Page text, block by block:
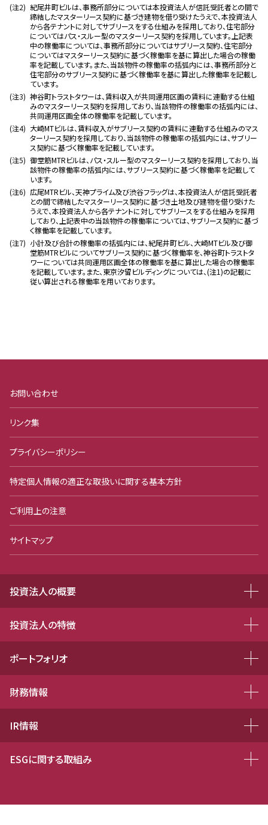
(注2) 紀尾井町ビルは、事務所部分については本投資法人が信託受託者との間で
締結したマスターリース契約に基づき建物を借り受けたうえで、本投資法人
から各テナントに対してサブリースをする仕組みを採用しており、住宅部分
についてはパス・スルー型のマスターリース契約を採用しています。上記表
中の稼働率については、事務所部分についてはサブリース契約、住宅部分
についてはマスターリース契約に基づく稼働率を基に算出した場合の稼働
率を記載しています。また、当該物件の稼働率の括弧内には、事務所部分と
住宅部分のサブリース契約に基づく稼働率を基に算出した稼働率を記載し
ています。
(注3) 神谷町トラストタワーは、賃料収入が共同運用区画の賃料に連動する仕組
みのマスターリース契約を採用しており、当該物件の稼働率の括弧内には、
共同運用区画全体の稼働率を記載しています。
(注4) 大崎MTビルは、賃料収入がサブリース契約の賃料に連動する仕組みのマス
ターリース契約を採用しており、当該物件の稼働率の括弧内には、サブリー
ス契約に基づく稼働率を記載しています。
(注5) 御堂筋MTRビルは、パス・スルー型のマスターリース契約を採用しており、当
該物件の稼働率の括弧内には、サブリース契約に基づく稼働率を記載して
います。
(注6) 広尾MTRビル、天神プライム及び渋谷フラッグは、本投資法人が信託受託者
との間で締結したマスターリース契約に基づき土地及び建物を借り受けた
うえで、本投資法人から各テナントに対してサブリースをする仕組みを採用
しており、上記表中の当該物件の稼働率については、サブリース契約に基づ
く稼働率を記載しています。
(注7) 小計及び合計の稼働率の括弧内には、紀尾井町ビル、大崎MTビル及び御
堂筋MTRビルについてサブリース契約に基づく稼働率を、神谷町トラストタ
ワーについては共同運用区画全体の稼働率を基に算出した場合の稼働率
を記載しています。また、東京汐留ビルディングについては、(注1)の記載に
従い算出される稼働率を用いております。
お問い合わせ
リンク集
プライバシーポリシー
特定個人情報の適正な取扱いに関する基本方針
ご利用上の注意
サイトマップ
投資法人の概要
投資法人の特徴
ポートフォリオ
財務情報
IR情報
ESGに関する取組み